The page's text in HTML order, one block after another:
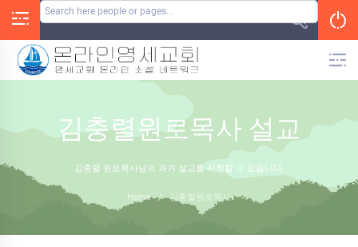
김충렬원로목사 설교
김충렬 원로목사님의 과거 설교를 시청할 수 있습니다.
Home / 김충렬원로목사